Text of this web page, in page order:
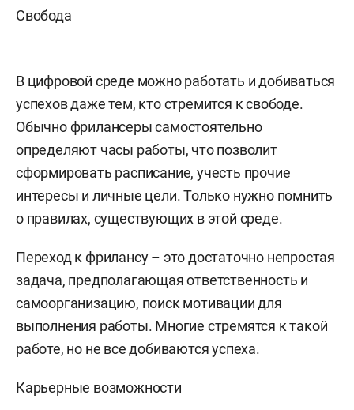
Свобода
В цифровой среде можно работать и добиваться
успехов даже тем, кто стремится к свободе.
Обычно фрилансеры самостоятельно
определяют часы работы, что позволит
сформировать расписание, учесть прочие
интересы и личные цели. Только нужно помнить
о правилах, существующих в этой среде.
Переход к фрилансу – это достаточно непростая
задача, предполагающая ответственность и
самоорганизацию, поиск мотивации для
выполнения работы. Многие стремятся к такой
работе, но не все добиваются успеха.
Карьерные возможности